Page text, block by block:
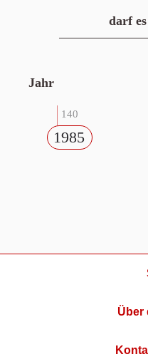
darf
Jahr
140
1985
Über